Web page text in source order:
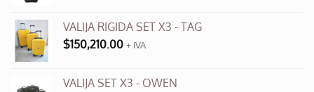
VALIJA RIGIDA SET X3 - TAG
$150,210.00 + IVA
VALIJA SET X3 - OWEN